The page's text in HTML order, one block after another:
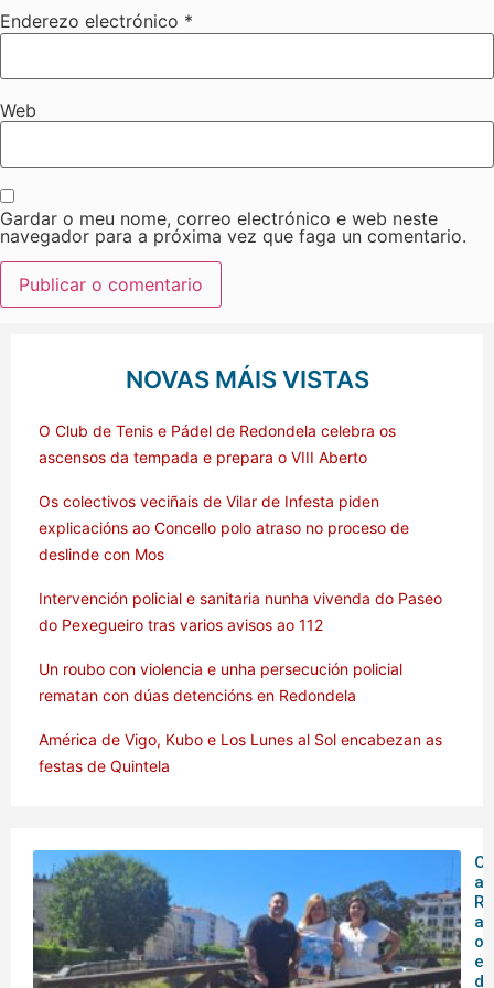
Enderezo electrónico *
Web
Gardar o meu nome, correo electrónico e web neste
navegador para a próxima vez que faga un comentario.
NOVAS MÁIS VISTAS
O Club de Tenis e Pádel de Redondela celebra os
ascensos da tempada e prepara o VIII Aberto
Os colectivos veciñais de Vilar de Infesta piden
explicacións ao Concello polo atraso no proceso de
deslinde con Mos
Intervención policial e sanitaria nunha vivenda do Paseo
do Pexegueiro tras varios avisos ao 112
Un roubo con violencia e unha persecución policial
rematan con dúas detencións en Redondela
América de Vigo, Kubo e Los Lunes al Sol encabezan as
festas de Quintela
O
o